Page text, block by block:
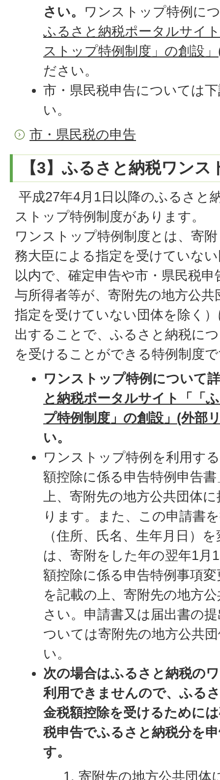
さい。 ワンストップ特例に
ふるさと納税ポータルサイ
ストップ特例制度」の創設
ださい。
市・県民税申告については
い。
市・県民税の申告
【3】ふるさと納税ワン
平成27年4月1日以降のふるさと
ストップ特例制度があります。
ワンストップ特例制度とは、寄
務大臣による指定を受けていな
以内で、確定申告や市・県民税
与所得者等が、寄附先の地方公
指定を受けていない団体を除く
出することで、ふるさと納税に
を受けることができる特例制度
ワンストップ特例について
と納税ポータルサイト「「
プ特例制度」の創設」(外部
い。
ワンストップ特例を利用す
額控除に係る申告特例申告
上、寄附先の地方公共団体
ります。また、この申請書
（住所、氏名、生年月日）
は、寄附をした年の翌年1月
額控除に係る申告特例事項
を記載の上、寄附先の地方
さい。申請書又は届出書の
ついては寄附先の地方公共
い。
次の場合はふるさと納税の
利用できませんので、ふる
金税額控除を受けるために
税申告でふるさと納税分を
す。
寄附先の地方公共団体